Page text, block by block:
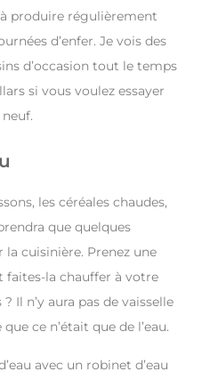
produire régulièrement
d’enfer. Je vois des
d’occasion tout le temps
si vous voulez essayer
les céréales chaudes,
que quelques
cuisinière. Prenez une
faites-la chauffer à votre
Il n’y aura pas de vaisselle
ce n’était que de l’eau.
avec un robinet d’eau